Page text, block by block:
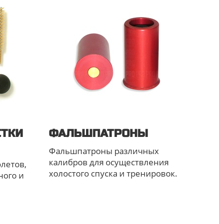
и
ФАЛЬШПАТРОНЫ
Фальшпатроны различных
калибров для осуществления
холостого спуска и тренировок.